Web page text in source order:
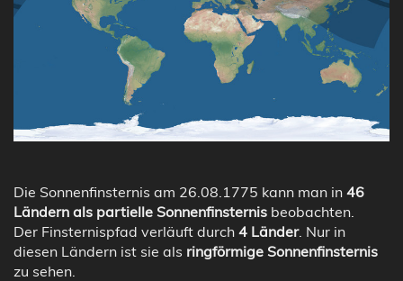
Die Sonnenfinsternis am 26.08.1775 kann man in 46
Ländern als partielle Sonnenfinsternis beobachten.
Der Finsternispfad verläuft durch 4 Länder. Nur in
diesen Ländern ist sie als ringförmige Sonnenfinsternis
zu sehen.